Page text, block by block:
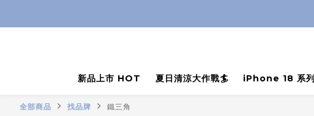
新品上市 HOT
夏日清涼大作戰🏄 iPhone 18 系
全部商品 找品牌 鐵三角